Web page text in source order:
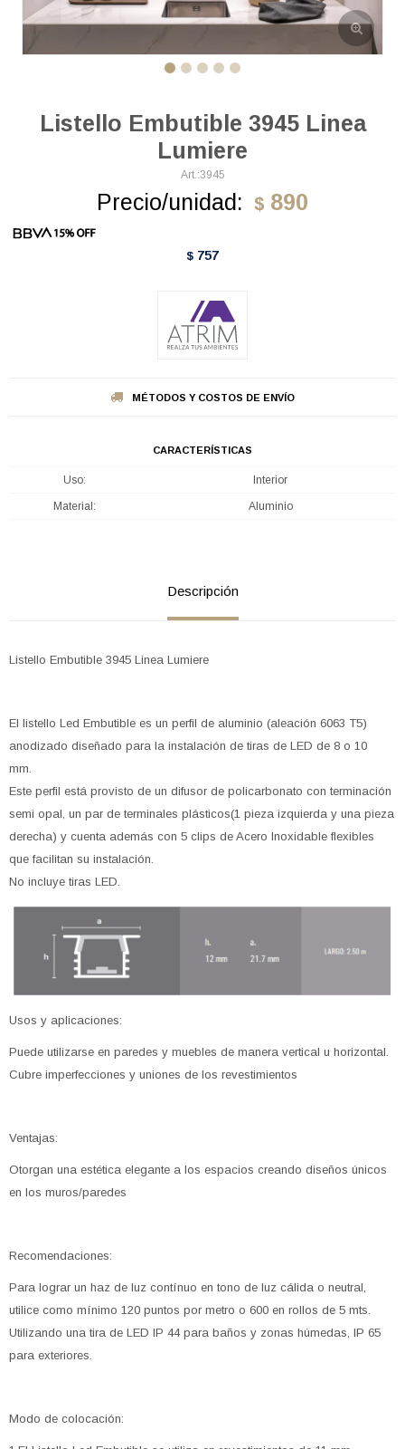
Listello Embutible 3945 Linea
Lumiere
3945
Precio/unidad: $ 890
$ 757
MÉTODOS Y COSTOS DE ENVÍO
CARACTERÍSTICAS
Uso Interior
Material Aluminio
Descripción
Listello Embutible 3945 Linea Lumiere
El listello Led Embutible es un perfil de aluminio (aleación 6063 T5)
anodizado diseñado para la instalación de tiras de LED de 8 o 10
mm.
Este perfil está provisto de un difusor de policarbonato con terminación
semi opal, un par de terminales plásticos(1 pieza izquierda y una pieza
derecha) y cuenta además con 5 clips de Acero Inoxidable flexibles
que facilitan su instalación.
No incluye tiras LED.
Usos y aplicaciones:
Puede utilizarse en paredes y muebles de manera vertical u horizontal.
Cubre imperfecciones y uniones de los revestimientos
Ventajas:
Otorgan una estética elegante a los espacios creando diseños únicos
en los muros/paredes
Recomendaciones:
Para lograr un haz de luz contínuo en tono de luz cálida o neutral,
utilice como mínimo 120 puntos por metro o 600 en rollos de 5 mts.
Utilizando una tira de LED IP 44 para baños y zonas húmedas, IP 65
para exteriores.
Modo de colocación: